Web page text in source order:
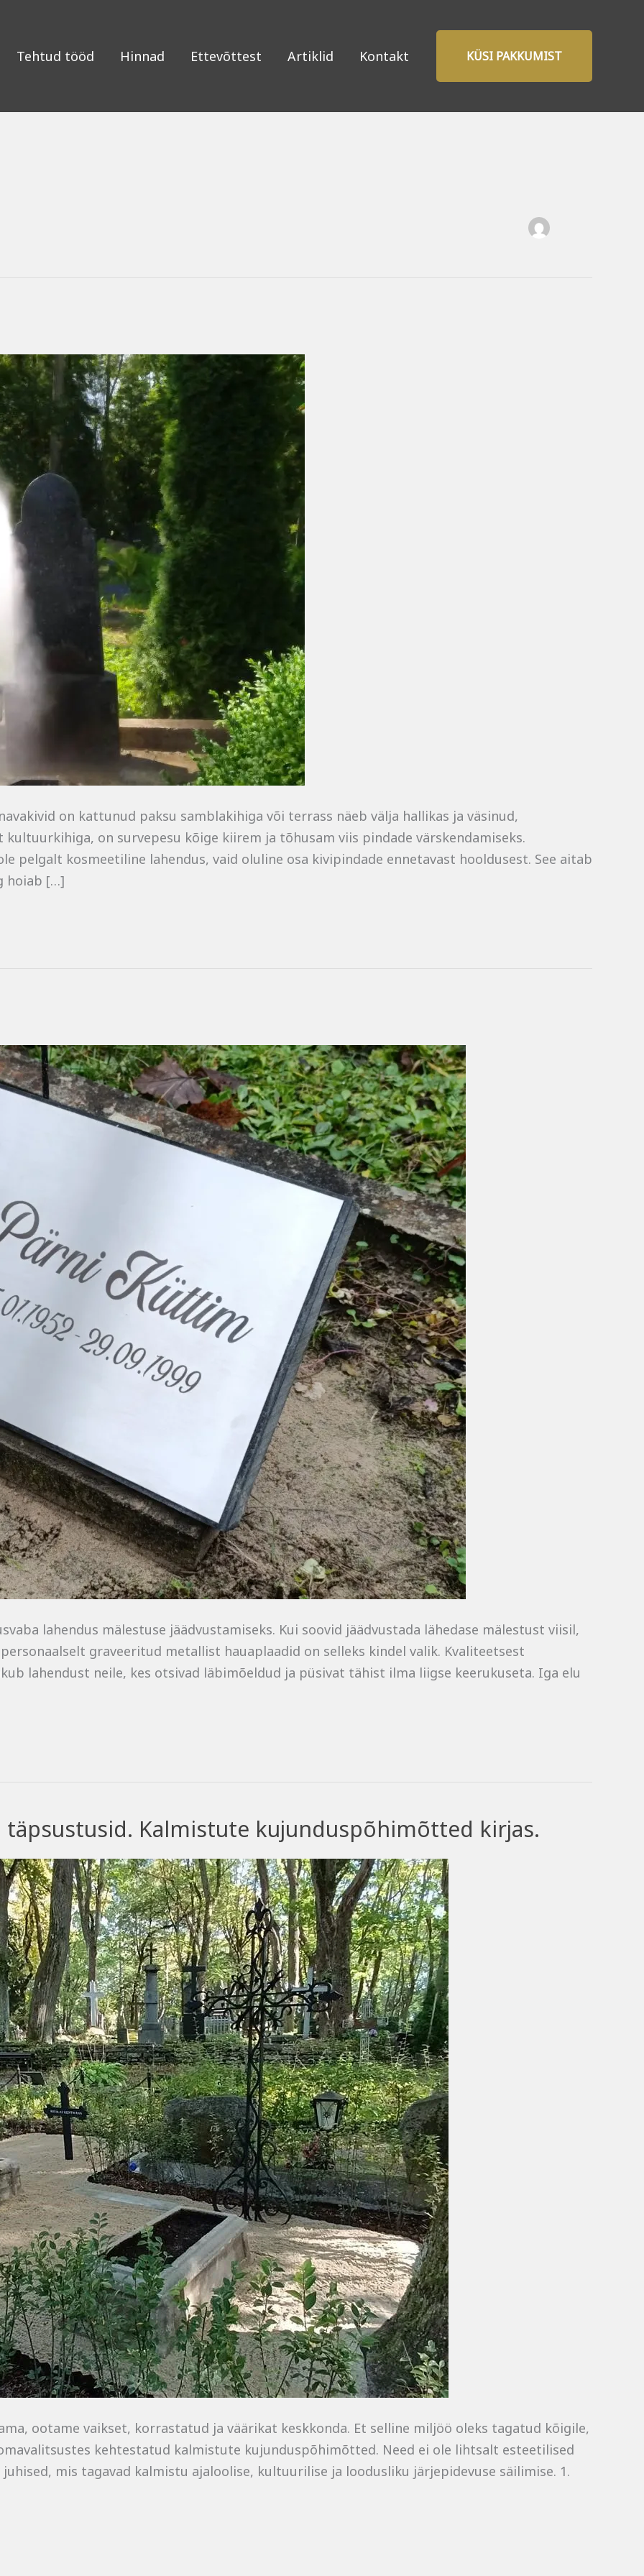
Tehtud tööd Hinnad Ettevõttest Artiklid Kontakt KÜSI PAKKUMIST
on kattunud paksu samblakihiga või terrass näeb välja hallikas ja väsinud,
on survepesu kõige kiirem ja tõhusam viis pindade värskendamiseks.
pelgalt kosmeetiline lahendus, vaid oluline osa kivipindade ennetavast hooldusest. See aitab
hoiab […]
lahendus mälestuse jäädvustamiseks. Kui soovid jäädvustada lähedase mälestust viisil,
graveeritud metallist hauaplaadid on selleks kindel valik. Kvaliteetsest
lahendust neile, kes otsivad läbimõeldud ja püsivat tähist ilma liigse keerukuseta. Iga elu
Kalmistute kujunduspõhimõtted kirjas.
ootame vaikset, korrastatud ja väärikat keskkonda. Et selline miljöö oleks tagatud kõigile,
kehtestatud kalmistute kujunduspõhimõtted. Need ei ole lihtsalt esteetilised
mis tagavad kalmistu ajaloolise, kultuurilise ja loodusliku järjepidevuse säilimise. 1.